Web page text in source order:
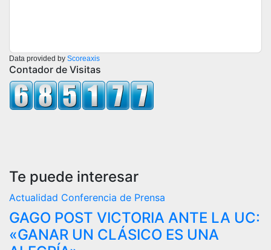
Data provided by Scoreaxis
Contador de Visitas
Te puede interesar
Actualidad Conferencia de Prensa
GAGO POST VICTORIA ANTE LA UC:
«GANAR UN CLÁSICO ES UNA